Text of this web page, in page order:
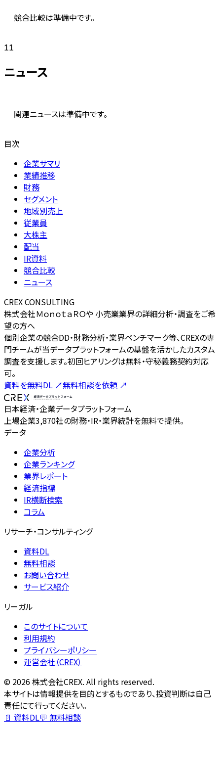
競合比較は準備中です。
11
ニュース
関連ニュースは準備中です。
目次
企業サマリ
業績推移
財務
セグメント
地域別売上
従業員
大株主
配当
IR資料
競合比較
ニュース
CREX CONSULTING
株式会社ＭｏｎｏｔａＲＯや 小売業業界の詳細分析・調査をご希
望の方へ
個別企業の競合DD・財務分析・業界ベンチマーク等、CREXの専
門チームが当データプラットフォームの基盤を活かしたカスタム
調査を支援します。初回ヒアリングは無料・守秘義務契約対応
可。
資料を無料DL ↗無料相談を依頼 ↗
日本経済・企業データプラットフォーム
上場企業3,870社の財務・IR・業界統計を無料で提供。
データ
企業分析
企業ランキング
業界レポート
経済指標
IR横断検索
コラム
リサーチ・コンサルティング
資料DL
無料相談
お問い合わせ
サービス紹介
リーガル
このサイトについて
利用規約
プライバシーポリシー
運営会社（CREX）
© 2026株式会社CREX. All rights reserved.
本サイトは情報提供を目的とするものであり、投資判断は自己
責任にて行ってください。
📄 資料DL💬 無料相談